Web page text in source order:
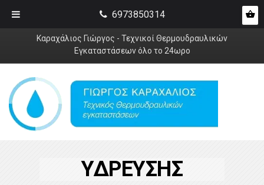
Καραχάλιος Γιώργος - Τεχνικοί Θερμουδραυλικών
Εγκαταστάσεων όλο το 24ωρο
ΥΔΡΕΥΣΗΣ
6973850314